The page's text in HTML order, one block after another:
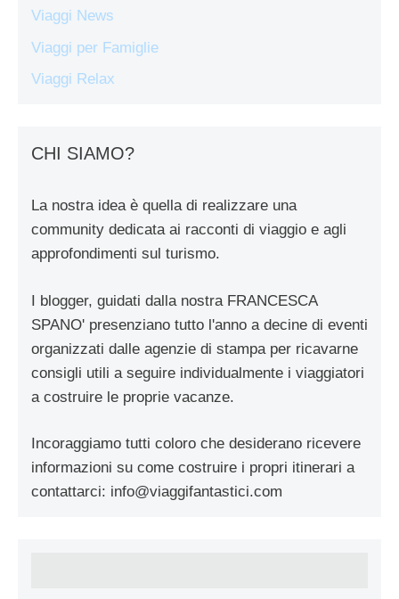
Viaggi News
Viaggi per Famiglie
Viaggi Relax
CHI SIAMO?
La nostra idea è quella di realizzare una
community dedicata ai racconti di viaggio e agli
approfondimenti sul turismo.
I blogger, guidati dalla nostra FRANCESCA
SPANO' presenziano tutto l'anno a decine di eventi
organizzati dalle agenzie di stampa per ricavarne
consigli utili a seguire individualmente i viaggiatori
a costruire le proprie vacanze.
Incoraggiamo tutti coloro che desiderano ricevere
informazioni su come costruire i propri itinerari a
contattarci: info@viaggifantastici.com